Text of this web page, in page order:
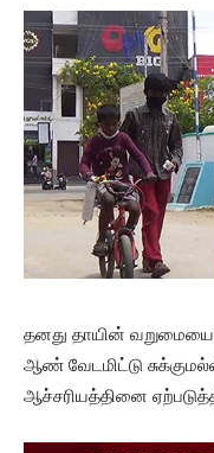
தனது தாயின்
ஆண் வேடமிட்டு
ஆச்சரியத்தினை